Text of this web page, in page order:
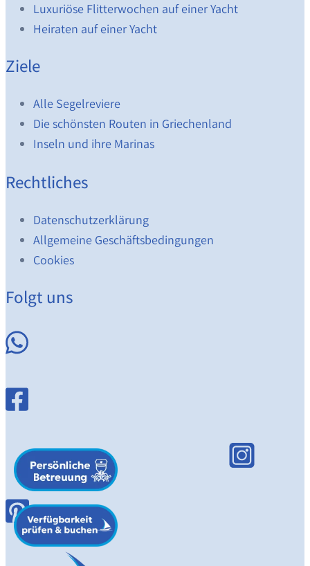
Luxuriöse Flitterwochen auf einer Yacht
Heiraten auf einer Yacht
Ziele
Alle Segelreviere
Die schönsten Routen in Griechenland
Inseln und ihre Marinas
Rechtliches
Datenschutzerklärung
Allgemeine Geschäftsbedingungen
Cookies
Folgt uns